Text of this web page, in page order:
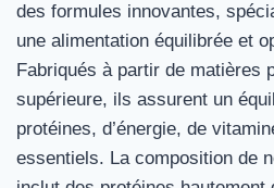
des formules innovantes,
une alimentation équilibrée et
Fabriqués à partir de matières
supérieure, ils assurent un
protéines, d’énergie, de
essentiels. La composition de